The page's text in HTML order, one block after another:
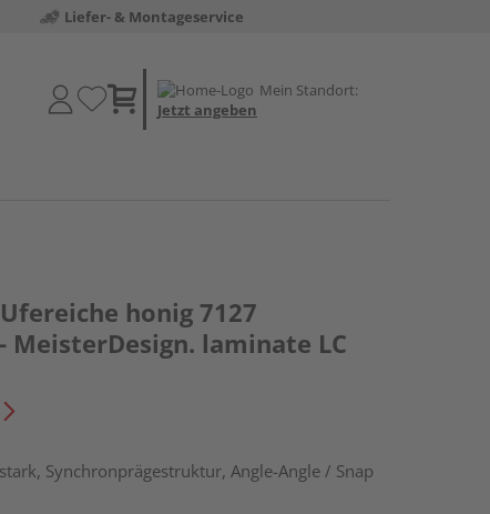
Liefer- & Montageservice
Mein Standort:
Jetzt angeben
honig 7127
MeisterDesign. laminate LC
Synchronprägestruktur, Angle-Angle / Snap